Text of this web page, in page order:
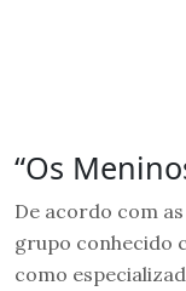
“Os
De acordo com
grupo conhecido
como